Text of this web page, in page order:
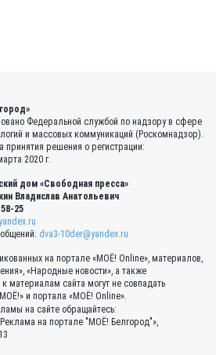
Федеральной службой по надзору в сфере
и массовых коммуникаций (Роскомнадзор).
принятия решения о регистрации:
2020 г.
дом «Свободная пресса»
Владислав Анатольевич
25
dva3-10der@yandex.ru
на портале «МОЁ! Online», материалов,
«Народные новости», а также
материалам сайта могут не совпадать
и портала «МОЁ! Online».
на сайте обращайтесь:
на портале "МОЁ! Белгород"»,